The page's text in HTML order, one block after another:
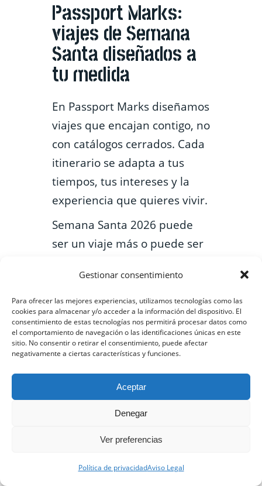
Gestionar consentimiento
Para ofrecer las mejores experiencias, utilizamos tecnologías como las
cookies para almacenar y/o acceder a la información del dispositivo. El
consentimiento de estas tecnologías nos permitirá procesar datos como
el comportamiento de navegación o las identificaciones únicas en este
sitio. No consentir o retirar el consentimiento, puede afectar
negativamente a ciertas características y funciones.
Aceptar
Denegar
Ver preferencias
Política de privacidadAviso Legal
Passport Marks:
viajes de Semana
Santa diseñados a
tu medida
En Passport Marks diseñamos
viajes que encajan contigo, no
con catálogos cerrados. Cada
itinerario se adapta a tus
tiempos, tus intereses y la
experiencia que quieres vivir.
Semana Santa 2026 puede
ser un viaje más o puede ser
¿Ya estás pensando
dónde viajar en
Semana Santa
2026?
Cuéntanos qué te apetece,
claro. Nosotros te ayudamos
a descubrir el destino